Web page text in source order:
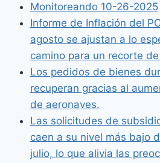
Monitoreando 10-26-2025
Informe de Inflación del
agosto se ajustan a lo
camino para un recorte
Los pedidos de bienes
recuperan gracias al
de aeronaves.
Las solicitudes de
caen a su nivel más bajo
julio, lo que alivia las